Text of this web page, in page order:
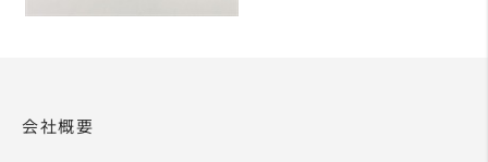
会社概要